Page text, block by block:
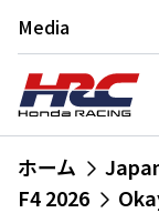
Media
ホーム
F4 2026